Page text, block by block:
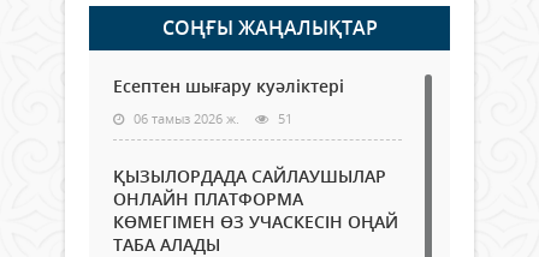
СОҢҒЫ ЖАҢАЛЫҚТАР
Есептен шығару куәліктері
06 тамыз 2026 ж. 51
ҚЫЗЫЛОРДАДА САЙЛАУШЫЛАР
ОНЛАЙН ПЛАТФОРМА
КӨМЕГІМЕН ӨЗ УЧАСКЕСІН ОҢАЙ
ТАБА АЛАДЫ